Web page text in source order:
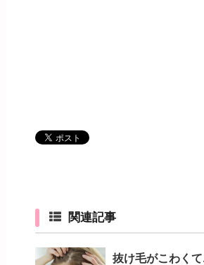
関連記事
抜け毛がこわく